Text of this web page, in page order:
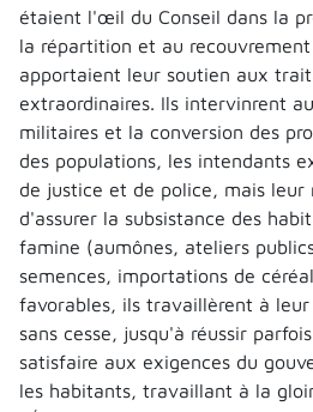
étaient l'œil du Conseil dans la
la répartition et au
apportaient leur soutien aux
extraordinaires. Ils intervinrent
militaires et la conversion des
des populations, les intendants
de justice et de police, mais leur
d'assurer la subsistance des
famine (aumônes, ateliers
semences, importations de
favorables, ils travaillèrent à
sans cesse, jusqu'à réussir
satisfaire aux exigences du
les habitants, travaillant à la